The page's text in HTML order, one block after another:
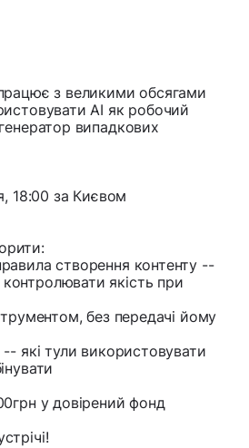
з великими обсягами
AI як робочий
випадкових
18:00 за Києвом
створення контенту --
якість при
без передачі йому
які тули використовувати
у довірений фонд